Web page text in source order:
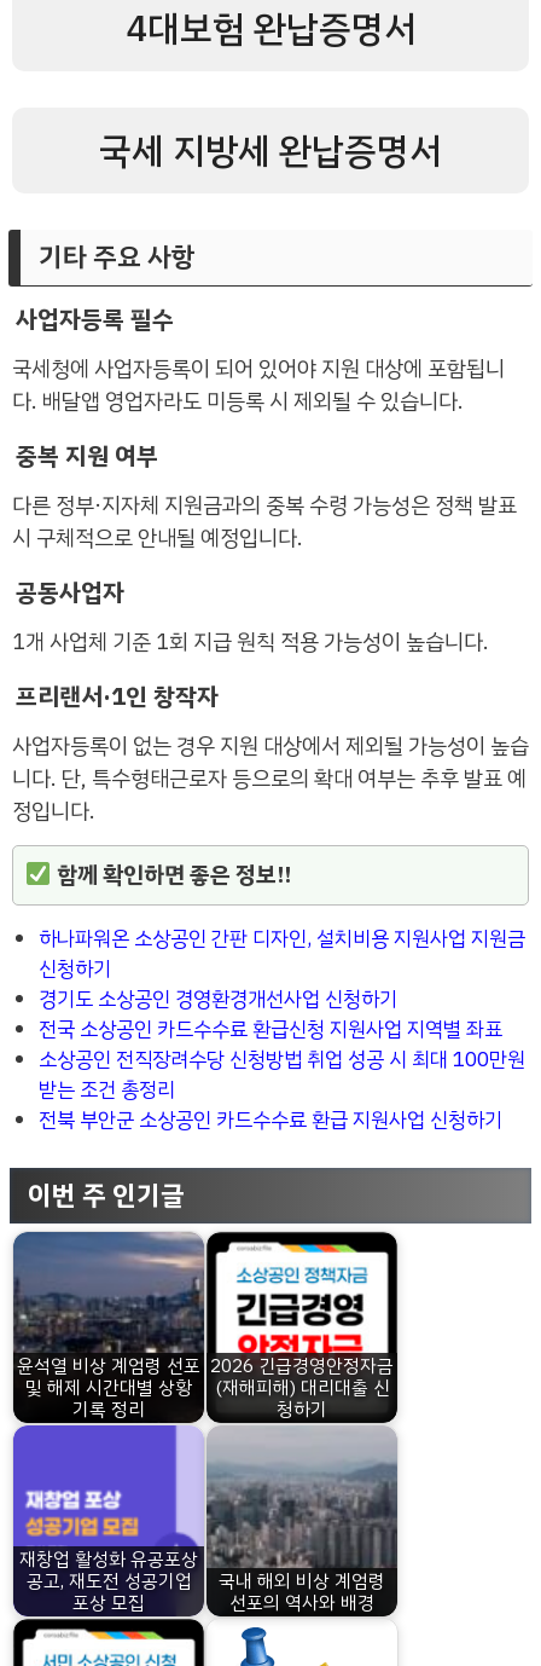
4대보험 완납증명서
국세 지방세 완납증명서
기타 주요 사항
사업자등록 필수
국세청에 사업자등록이 되어 있어야 지원 대상에 포함됩니
다. 배달앱 영업자라도 미등록 시 제외될 수 있습니다.
중복 지원 여부
다른 정부·지자체 지원금과의 중복 수령 가능성은 정책 발표
시 구체적으로 안내될 예정입니다.
공동사업자
1개 사업체 기준 1회 지급 원칙 적용 가능성이 높습니다.
프리랜서·1인 창작자
사업자등록이 없는 경우 지원 대상에서 제외될 가능성이 높습
니다. 단, 특수형태근로자 등으로의 확대 여부는 추후 발표 예
정입니다.
함께 확인하면 좋은 정보!!
하나파워온 소상공인 간판 디자인, 설치비용 지원사업 지원금
신청하기
경기도 소상공인 경영환경개선사업 신청하기
전국 소상공인 카드수수료 환급신청 지원사업 지역별 좌표
소상공인 전직장려수당 신청방법 취업 성공 시 최대 100만원
받는 조건 총정리
전북 부안군 소상공인 카드수수료 환급 지원사업 신청하기
이번 주 인기글
윤석열 비상 계엄령 선포
및 해제 시간대별 상황
기록 정리
2026 긴급경영안정자금
(재해피해) 대리대출 신
청하기
재창업 활성화 유공포상
공고, 재도전 성공기업
포상 모집
국내 해외 비상 계엄령
선포의 역사와 배경